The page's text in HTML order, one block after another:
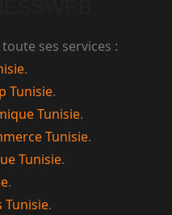
ses services :
.
Tunisie.
Tunisie.
Tunisie.
Tunisie.
.
Tunisie.